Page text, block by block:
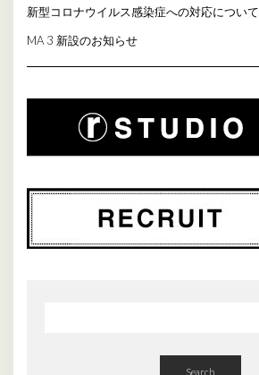
新型コロナウイルス感染症への対応について
MA 3 新設のお知らせ
Search